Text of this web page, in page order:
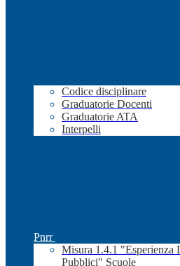
Codice disciplinare
Graduatorie Docenti
Graduatorie ATA
Interpelli
Pnrr
Misura 1.4.1 "Esperienza
Pubblici" Scuole